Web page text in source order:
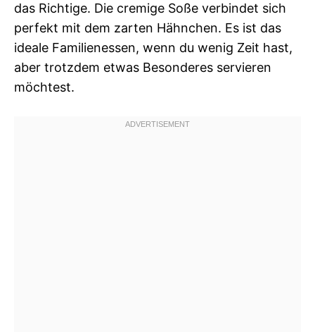
das Richtige. Die cremige Soße verbindet sich
perfekt mit dem zarten Hähnchen. Es ist das
ideale Familienessen, wenn du wenig Zeit hast,
aber trotzdem etwas Besonderes servieren
möchtest.